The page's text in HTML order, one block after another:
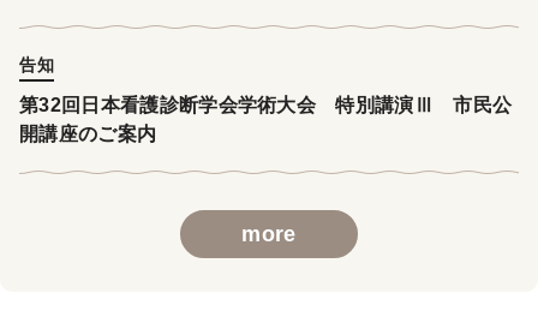
告知
第32回日本看護診断学会学術大会 特別講演Ⅲ 市民公
開講座のご案内
more